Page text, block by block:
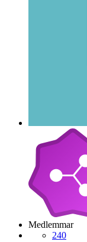
Medlemmar
240